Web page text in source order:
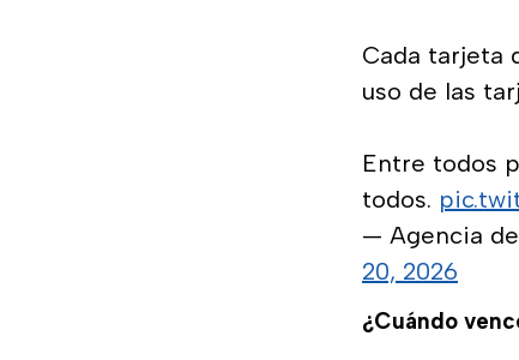
Cada tarjeta
uso de las
Entre todos
todos.
— Agencia
20, 2026
¿Cuándo